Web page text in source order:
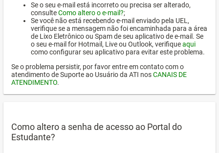
Se o seu e-mail está incorreto ou precisa ser alterado,
consulteComo altero o e-mail?;
Se você não está recebendo e-mail enviado pela UEL,
verifique se a mensagem não foi encaminhada para a área
de Lixo Eletrônico ou Spam de seu aplicativo de e-mail. Se
o seu e-mail for Hotmail, Live ou Outlook, verifiqueaqui
como configurar seu aplicativo para evitar este problema.
Se o problema persistir, por favor entre em contato com o
atendimento de Suporte ao Usuário da ATI nosCANAIS DE
ATENDIMENTO.
Como altero a senha de acesso ao Portal do
Estudante?